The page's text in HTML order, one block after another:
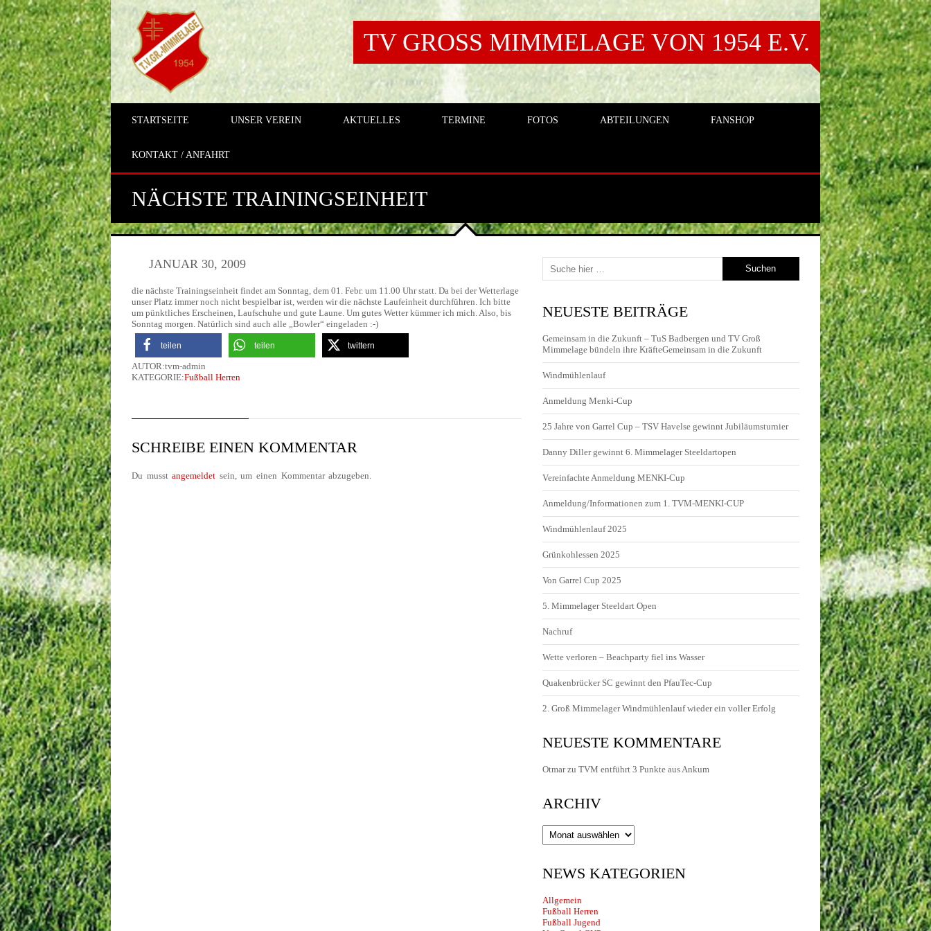
TV GROSS MIMMELAGE VON 1954 E.V.
STARTSEITE UNSER VEREIN AKTUELLES TERMINE FOTOS ABTEILUNGEN FANSHOP
KONTAKT / ANFAHRT
NÄCHSTE TRAININGSEINHEIT
JANUAR 30, 2009
die nächste Trainingseinheit findet am Sonntag, dem 01. Febr. um 11.00 Uhr statt. Da bei der Wetterlage
unser Platz immer noch nicht bespielbar ist, werden wir die nächste Laufeinheit durchführen. Ich bitte
um pünktliches Erscheinen, Laufschuhe und gute Laune. Um gutes Wetter kümmer ich mich. Also, bis
Sonntag morgen. Natürlich sind auch alle „Bowler“ eingeladen :-)
teilen teilen twittern
AUTOR:tvm-admin
KATEGORIE:Fußball Herren
SCHREIBE EINEN KOMMENTAR
Du musstangemeldet sein, um einen Kommentar abzugeben.
NEUESTE BEITRÄGE
Gemeinsam in die Zukunft – TuS Badbergen und TV Groß
Mimmelage bündeln ihre KräfteGemeinsam in die Zukunft
Windmühlenlauf
Anmeldung Menki-Cup
25 Jahre von Garrel Cup – TSV Havelse gewinnt Jubiläumsturnier
Danny Diller gewinnt 6. Mimmelager Steeldartopen
Vereinfachte Anmeldung MENKI-Cup
Anmeldung/Informationen zum 1. TVM-MENKI-CUP
Windmühlenlauf 2025
Grünkohlessen 2025
Von Garrel Cup 2025
5. Mimmelager Steeldart Open
Nachruf
Wette verloren – Beachparty fiel ins Wasser
Quakenbrücker SC gewinnt den PfauTec-Cup
2. Groß Mimmelager Windmühlenlauf wieder ein voller Erfolg
NEUESTE KOMMENTARE
OtmarzuTVM entführt 3 Punkte aus Ankum
ARCHIV
Archiv
NEWS KATEGORIEN
Allgemein
Fußball Herren
Fußball Jugend